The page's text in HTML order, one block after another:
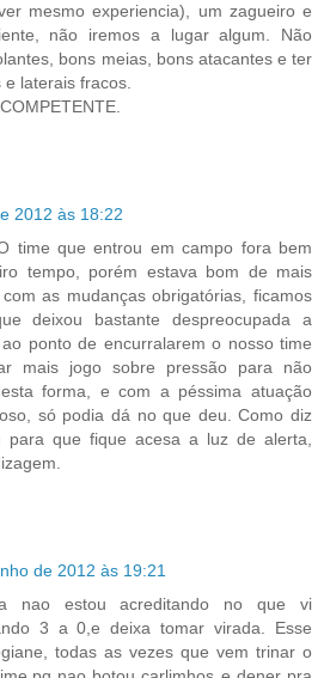
mesmo experiencia), um zagueiro e
não iremos a lugar algum. Não
bons meias, bons atacantes e ter
laterais fracos.
2012 às 18:22
time que entrou em campo fora bem
tempo, porém estava bom de mais
as mudanças obrigatórias, ficamos
deixou bastante despreocupada a
ponto de encurralarem o nosso time
mais jogo sobre pressão para não
forma, e com a péssima atuação
só podia dá no que deu. Como diz
para que fique acesa a luz de alerta,
de 2012 às 19:21
nao estou acreditando no que vi
3 a 0,e deixa tomar virada. Esse
todas as vezes que vem trinar o